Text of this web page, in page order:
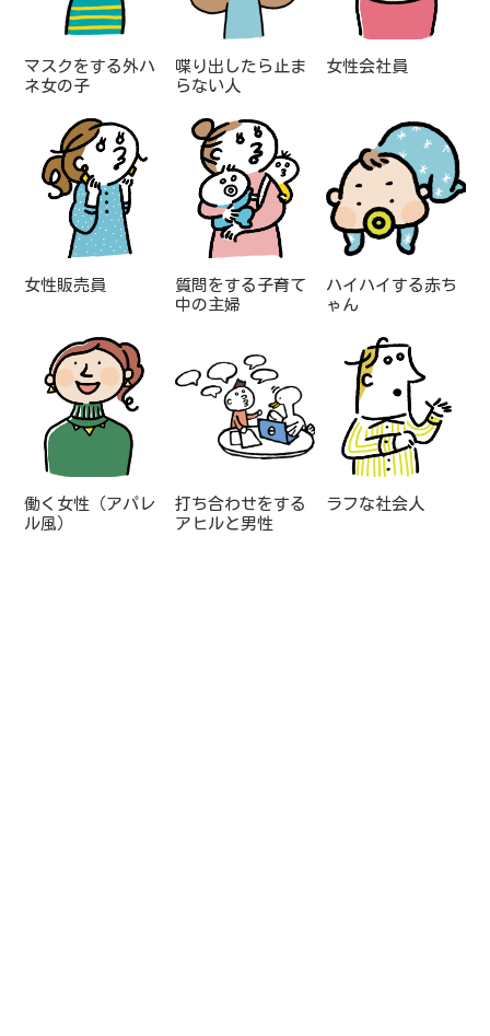
マスクをする外ハ
ネ女の子
喋り出したら止ま
らない人
女性会社員
女性販売員
質問をする子育て
中の主婦
ハイハイする赤ち
ゃん
働く女性（アパレ
ル風）
打ち合わせをする
アヒルと男性
ラフな社会人